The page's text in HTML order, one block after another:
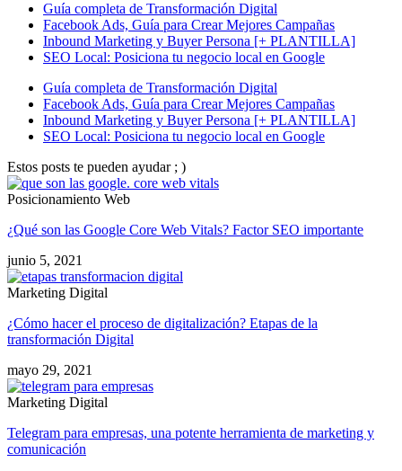
Guía completa de Transformación Digital
Facebook Ads, Guía para Crear Mejores Campañas
Inbound Marketing y Buyer Persona [+ PLANTILLA]
SEO Local: Posiciona tu negocio local en Google
Guía completa de Transformación Digital
Facebook Ads, Guía para Crear Mejores Campañas
Inbound Marketing y Buyer Persona [+ PLANTILLA]
SEO Local: Posiciona tu negocio local en Google
Estos posts te pueden ayudar ; )
Posicionamiento Web
¿Qué son las Google Core Web Vitals? Factor SEO importante
junio 5, 2021
Marketing Digital
¿Cómo hacer el proceso de digitalización? Etapas de la
transformación Digital
mayo 29, 2021
Marketing Digital
Telegram para empresas, una potente herramienta de marketing y
comunicación